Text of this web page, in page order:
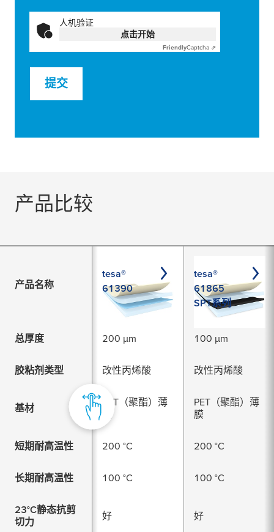
人机验证
点击开始
FriendlyCaptcha ⇗
提交
产品比较
产品名称
tesa®
61390
tesa®
61865
SPT系列
总厚度 200 µm 100 µm
胶粘剂类型 改性丙烯酸 改性丙烯酸
基材
PET（聚酯）薄
PET（聚酯）薄
膜
短期耐高温性 200 °C 200 °C
长期耐高温性 100 °C 100 °C
23°C静态抗剪
切力
好 好